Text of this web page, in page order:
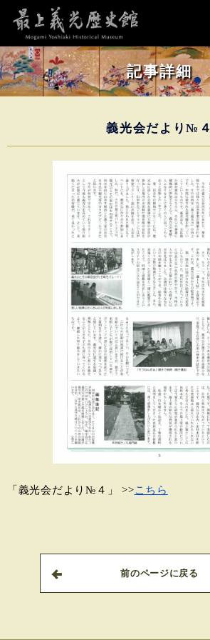
記事詳細
義光会だより№４
「義光会だより№４」 >>こちら
前のページに戻る